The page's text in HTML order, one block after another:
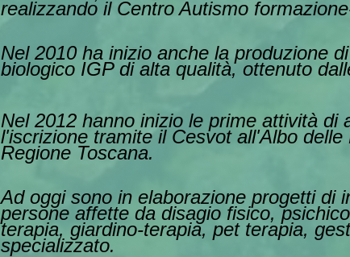
realizzando il Centro Autismo
Nel 2010 ha inizio anche la produzione
biologico IGP di alta qualità, ottenuto
Nel 2012 hanno inizio le prime attività di
l'iscrizione tramite il Cesvot all'Albo
Regione Toscana.
Ad oggi sono in elaborazione progetti di
persone affette da disagio fisico,
terapia, giardino-terapia, pet terapia,
specializzato.